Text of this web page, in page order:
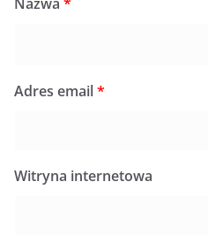
Adres email*
Witryna internetowa